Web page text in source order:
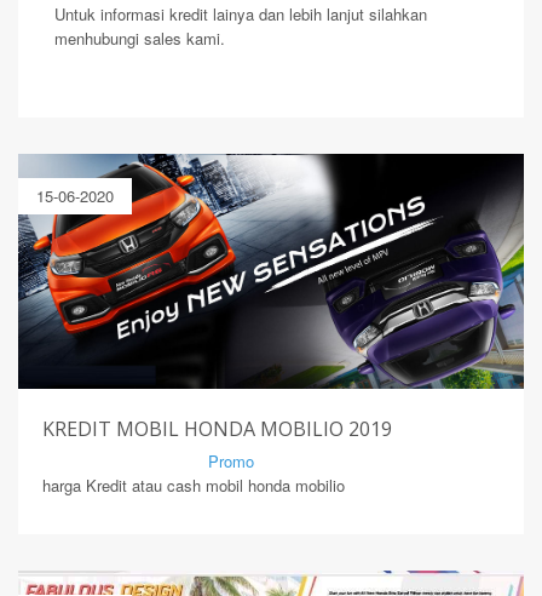
Untuk informasi kredit lainya dan lebih lanjut silahkan
menhubungi sales kami.
15-06-2020
KREDIT MOBIL HONDA MOBILIO 2019
Promo
harga Kredit atau cash mobil honda mobilio